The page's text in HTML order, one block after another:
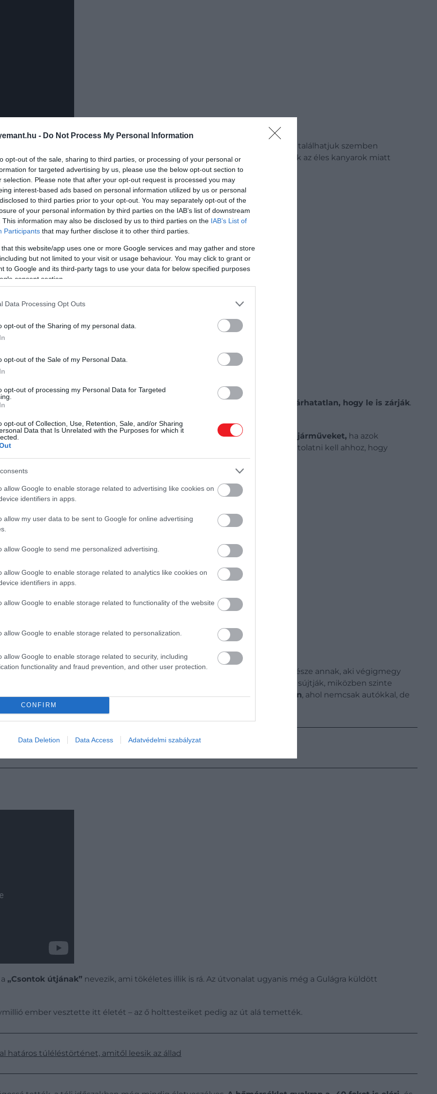
- Do Not Process My Personal Information
opt-out of the sale, sharing to third parties, or processing of your personal or
for targeted advertising by us, please use the below opt-out section to
selection. Please note that after your opt-out request is processed you may
interest-based ads based on personal information utilized by us or personal
to third parties prior to your opt-out. You may separately opt-out of the
of your personal information by third parties on the IAB’s list of downstream
This information may also be disclosed by us to third parties on the IAB’s List of
Participants that may further disclose it to other third parties.
that this website/app uses one or more Google services and may gather and store
but not limited to your visit or usage behaviour. You may click to grant or
to Google and its third-party tags to use your data for below specified purposes
consent section.
Data Processing Opt Outs
opt-out of the Sharing of my personal data.
opt-out of the Sale of my Personal Data.
opt-out of processing my Personal Data for Targeted
opt-out of Collection, Use, Retention, Sale, and/or Sharing
Data that Is Unrelated with the Purposes for which it
allow Google to enable storage related to advertising like cookies on
identifiers in apps.
allow my user data to be sent to Google for online advertising
allow Google to send me personalized advertising.
allow Google to enable storage related to analytics like cookies on
identifiers in apps.
allow Google to enable storage related to functionality of the website
allow Google to enable storage related to personalization.
allow Google to enable storage related to security, including
functionality and fraud prevention, and other user protection.
CONFIRM
Data Deletion Data Access Adatvédelmi szabályzat
nem véletlen kapta a nevét, ugyanis pontosan 99 darab hajtűkanyarral találhatjuk szemben
több mint 1100 méteren húzódó út aTianmen-hegykörül fut, és nem csak az éles kanyarok miatt
esőzések közepette előfordul, hogy a sziklafalak is leomlanak.
kilométeren keresztül kanyarog, ráadásul a téli hónapok során annyira járhatatlan, hogy le is zárják.
hónapokban sem könnyű végigvezetni rajta.
az oldalakon pedig semmilyen biztosíték nem képes megtartani a járműveket, ha azok
valaki esetleg szembejön az úton, ilyenkor ugyanis akár több kilométert is tolatni kell ahhoz, hogy
és bár kétségtelen tény, hogy elképesztően gyönyörű látványban lehet része annak, aki végigmegy
majd le. A környéket ugyanis rendszeresen áradások és földrengések sújtják, miközben szinte
Ennek ellenére ráadásul elég nagy a forgalom aTaroko Gorge Roadon, ahol nemcsak autókkal, de
adtak át a szomszédban
„Csontok útjának” nevezik, ami tökéletes illik is rá. Az útvonalat ugyanis még a Gulágra küldött
ember vesztette itt életét – az ő holttesteiket pedig az út alá temették.
határos túléléstörténet, amitől leesik az állad